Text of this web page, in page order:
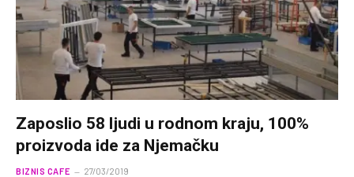
Zaposlio 58 ljudi u rodnom kraju, 100%
proizvoda ide za Njemačku
BIZNIS CAFE 27/03/2019